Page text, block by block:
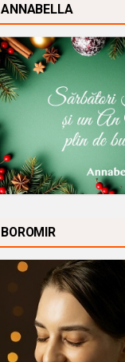
ANNABELLA
BOROMIR